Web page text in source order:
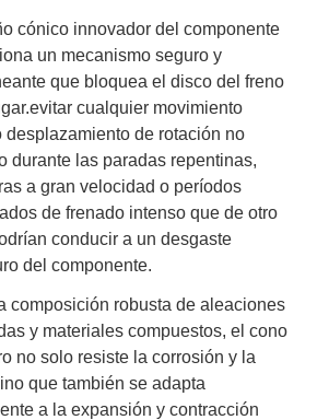
cónico innovador del componente
un mecanismo seguro y
que bloquea el disco del freno
cualquier movimiento
desplazamiento de rotación no
durante las paradas repentinas,
a gran velocidad o períodos
de frenado intenso que de otro
conducir a un desgaste
del componente.
composición robusta de aleaciones
y materiales compuestos, el cono
no solo resiste la corrosión y la
que también se adapta
a la expansión y contracción